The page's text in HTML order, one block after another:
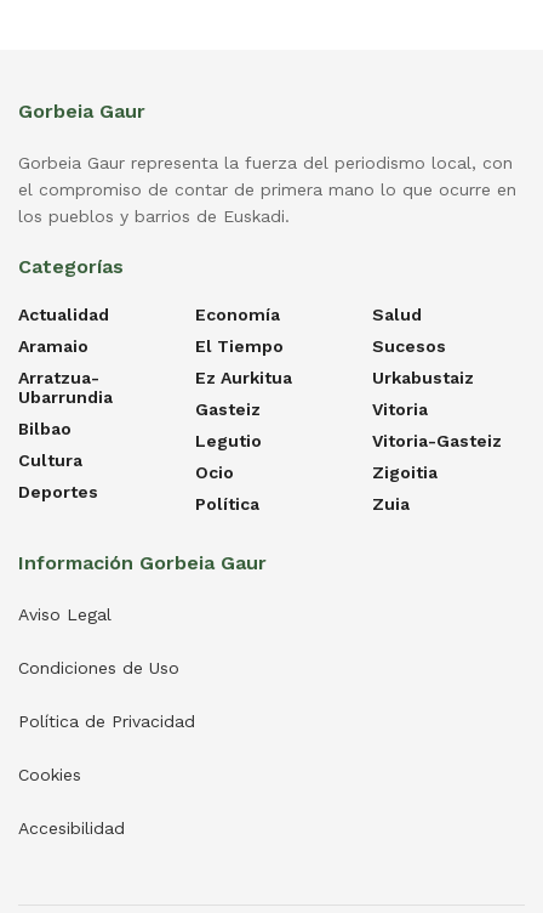
Gorbeia Gaur
Gorbeia Gaur representa la fuerza del periodismo local, con
el compromiso de contar de primera mano lo que ocurre en
los pueblos y barrios de Euskadi.
Categorías
Actualidad
Aramaio
Arratzua-
Ubarrundia
Bilbao
Cultura
Deportes
Economía
El Tiempo
Ez Aurkitua
Gasteiz
Legutio
Ocio
Política
Salud
Sucesos
Urkabustaiz
Vitoria
Vitoria-Gasteiz
Zigoitia
Zuia
Información Gorbeia Gaur
Aviso Legal
Condiciones de Uso
Política de Privacidad
Cookies
Accesibilidad